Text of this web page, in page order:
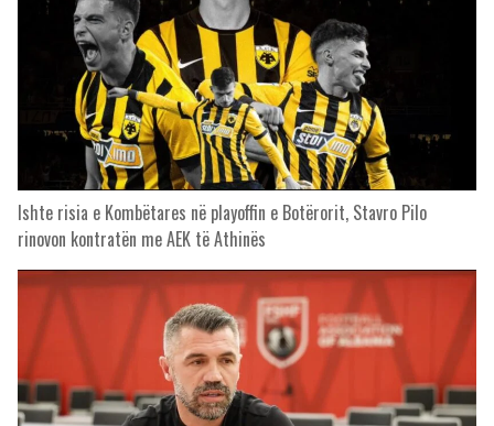
Ishte risia e Kombëtares në playoffin e Botërorit, Stavro Pilo
rinovon kontratën me AEK të Athinës